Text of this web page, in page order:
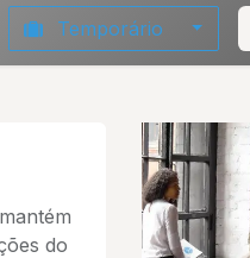
Temporário
do